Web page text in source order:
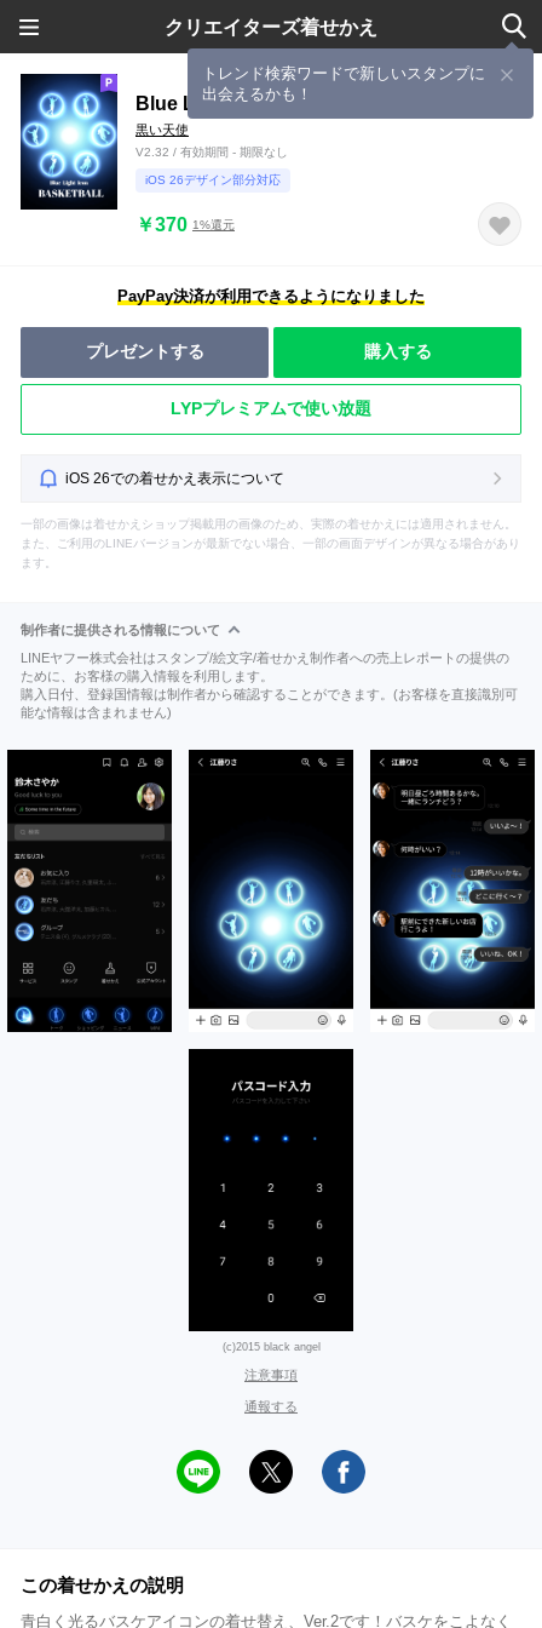
クリエイターズ着せかえ
トレンド検索ワードで新しいスタンプに
出会えるかも！
Blue Light Icon BASKETBALL Ver.2
黒い天使
V2.32 / 有効期間 - 期限なし
iOS 26デザイン部分対応
￥370 1%還元
PayPay決済が利用できるようになりました
プレゼントする 購入する
LYPプレミアムで使い放題
iOS 26での着せかえ表示について
一部の画像は着せかえショップ掲載用の画像のため、実際の着せかえには適用されません。
また、ご利用のLINEバージョンが最新でない場合、一部の画面デザインが異なる場合があり
ます。
制作者に提供される情報について
LINEヤフー株式会社はスタンプ/絵文字/着せかえ制作者への売上レポートの提供の
ために、お客様の購入情報を利用します。
購入日付、登録国情報は制作者から確認することができます。(お客様を直接識別可
能な情報は含まれません)
(c)2015 black angel
注意事項
通報する
この着せかえの説明
青白く光るバスケアイコンの着せ替え、Ver.2です！バスケをこよなく